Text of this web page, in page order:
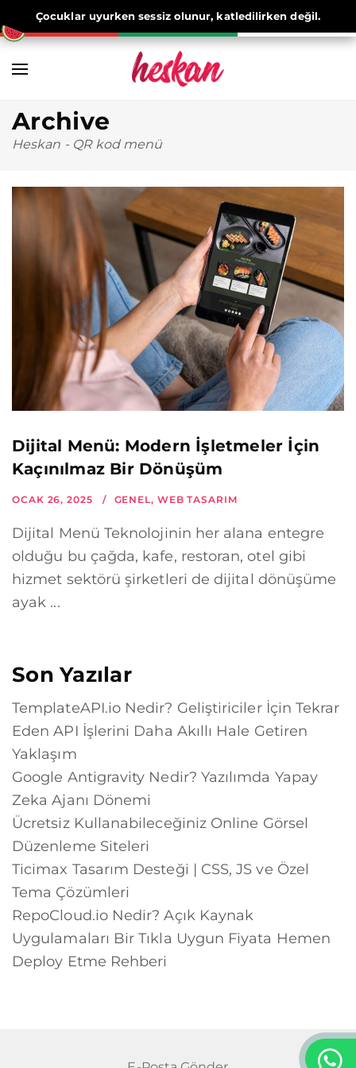
Çocuklar uyurken sessiz olunur, katledilirken değil.
Archive
Heskan - QR kod menü
Dijital Menü: Modern İşletmeler İçin
Kaçınılmaz Bir Dönüşüm
OCAK 26, 2025 GENEL, WEB TASARIM
Dijital Menü Teknolojinin her alana entegre
olduğu bu çağda, kafe, restoran, otel gibi
hizmet sektörü şirketleri de dijital dönüşüme
ayak ...
Son Yazılar
TemplateAPI.io Nedir? Geliştiriciler İçin Tekrar
Eden API İşlerini Daha Akıllı Hale Getiren
Yaklaşım
Google Antigravity Nedir? Yazılımda Yapay
Zeka Ajanı Dönemi
Ücretsiz Kullanabileceğiniz Online Görsel
Düzenleme Siteleri
Ticimax Tasarım Desteği | CSS, JS ve Özel
Tema Çözümleri
RepoCloud.io Nedir? Açık Kaynak
Uygulamaları Bir Tıkla Uygun Fiyata Hemen
Deploy Etme Rehberi